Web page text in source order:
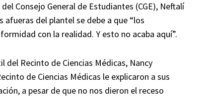
Consejo General de Estudiantes (CGE), Neftalí
afueras del plantel se debe a que “los
con la realidad. Y esto no acaba aquí”.
Recinto de Ciencias Médicas, Nancy
de Ciencias Médicas le explicaron a sus
a pesar de que no nos dieron el receso